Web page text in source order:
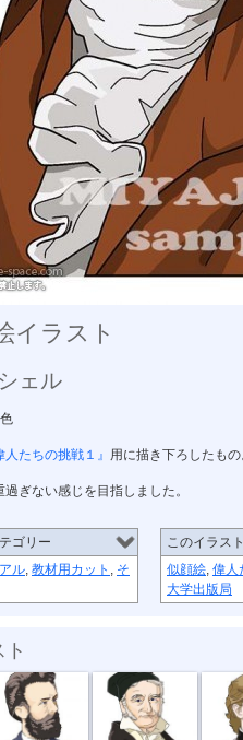
イラスト
ェル
人たちの挑戦１』 用に描き下ろしたも
ぎない感じを目指しました。
ゴリー
ル, 教材用カット , そ
このイラス
似顔絵, 偉人
大学出版局
の偉人似...